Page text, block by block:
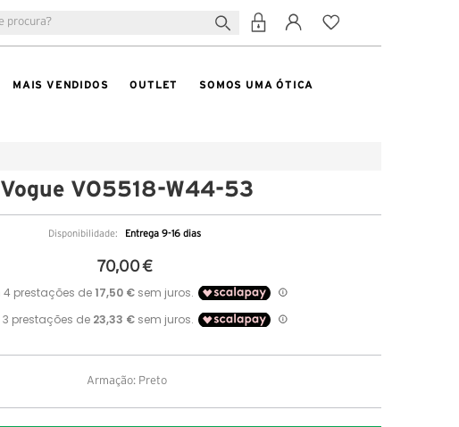
MAIS VENDIDOS OUTLET SOMOS UMA ÓTICA
Vogue VO5518-W44-53
Disponibilidade: Entrega 9-16 dias
70,00 €
Armação: Preto